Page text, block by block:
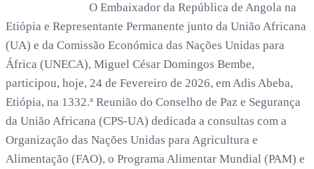
O Embaixador da República de Angola na
Etiópia e Representante Permanente junto da União Africana
(UA) e da Comissão Económica das Nações Unidas para
África (UNECA), Miguel César Domingos Bembe,
participou, hoje, 24 de Fevereiro de 2026, em Adis Abeba,
Etiópia, na 1332.ª Reunião do Conselho de Paz e Segurança
da União Africana (CPS-UA) dedicada a consultas com a
Organização das Nações Unidas para Agricultura e
Alimentação (FAO), o Programa Alimentar Mundial (PAM) e